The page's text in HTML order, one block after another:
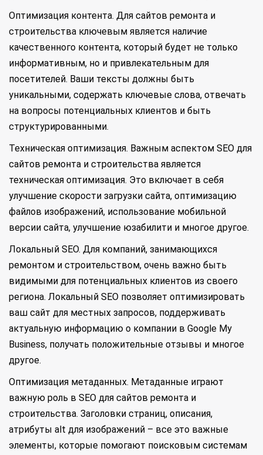
Оптимизация контента. Для сайтов ремонта и
строительства ключевым является наличие
качественного контента, который будет не только
информативным, но и привлекательным для
посетителей. Ваши тексты должны быть
уникальными, содержать ключевые слова, отвечать
на вопросы потенциальных клиентов и быть
структурированными.
Техническая оптимизация. Важным аспектом SEO для
сайтов ремонта и строительства является
техническая оптимизация. Это включает в себя
улучшение скорости загрузки сайта, оптимизацию
файлов изображений, использование мобильной
версии сайта, улучшение юзабилити и многое другое.
Локальный SEO. Для компаний, занимающихся
ремонтом и строительством, очень важно быть
видимыми для потенциальных клиентов из своего
региона. Локальный SEO позволяет оптимизировать
ваш сайт для местных запросов, поддерживать
актуальную информацию о компании в Google My
Business, получать положительные отзывы и многое
другое.
Оптимизация метаданных. Метаданные играют
важную роль в SEO для сайтов ремонта и
строительства. Заголовки страниц, описания,
атрибуты alt для изображений – все это важные
элементы, которые помогают поисковым системам